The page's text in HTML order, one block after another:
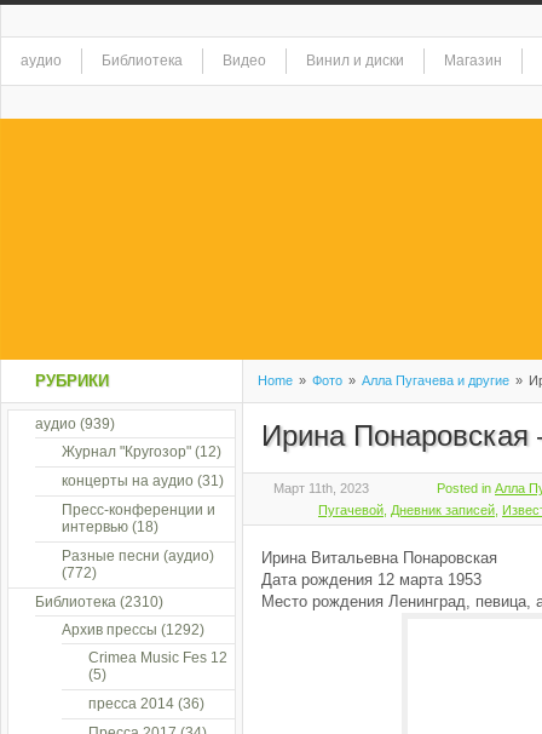
аудио Библиотека Видео Винил и диски Магазин
Home » Фото » Алла Пугачева и другие »
Ирина
Март 11th, 2023 Posted in Алла
Пугачевой Дневник записей
Ирина Витальевна Понаровская
Дата рождения 12 марта 1953
Место рождения Ленинград, певица,
РУБРИКИ
аудио (939)
Журнал "Кругозор" (12)
концерты на аудио (31)
Пресс-конференции и
интервью (18)
Разные песни (аудио)
(772)
Библиотека (2310)
Архив прессы (1292)
Crimea Music Fes 12
(5)
пресса 2014 (36)